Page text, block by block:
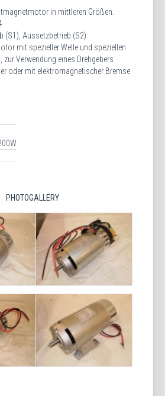
in mittleren Größen.
(S1), Aussetzbetrieb (S2)
mit spezieller Welle und speziellen
Verwendung eines Drehgebers
oder mit elektromagnetischer Bremse
PHOTOGALLERY